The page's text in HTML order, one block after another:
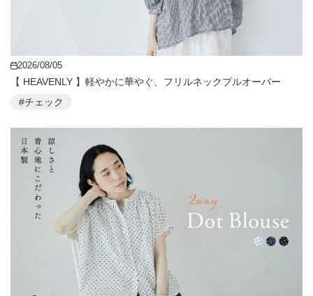
2026/08/05
【 HEAVENLY 】軽やかに華やぐ、フリルネックプルオーバー
#チェック